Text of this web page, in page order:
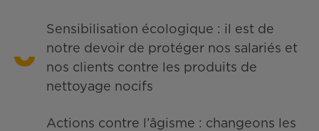
Sensibilisation écologique : il est de
notre devoir de protéger nos salariés et
nos clients contre les produits de
nettoyage nocifs
Actions contre l’âgisme : changeons les